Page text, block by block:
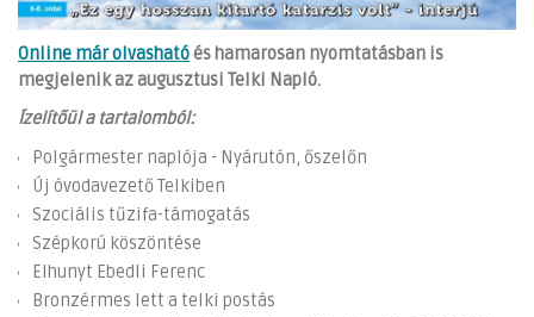
Online már olvashatóés hamarosan nyomtatásban is
megjelenik az augusztusi Telki Napló.
Ízelítőül a tartalomból:
Polgármester naplója - Nyárutón, őszelőn
Új óvodavezető Telkiben
Szociális tűzifa-támogatás
Szépkorú köszöntése
Elhunyt Ebedli Ferenc
Bronzérmes lett a telki postás